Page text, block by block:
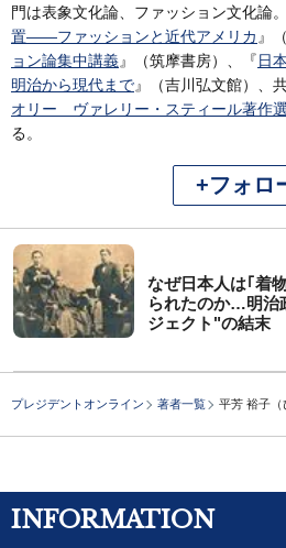
門は表象文化論、ファッション文化論
置――ファッションと近代アメリカ 』
ョン論集中講義』（筑摩書房）、『日
明治から現代まで』（吉川弘文館）、
オリー ヴァレリー・スティール著作
る。
+フォロ
なぜ日本人は｢着
られたのか…明治
ジェクト"の結末
プレジデントオンライン 著者一覧 平芳 裕子（
INFORMATION